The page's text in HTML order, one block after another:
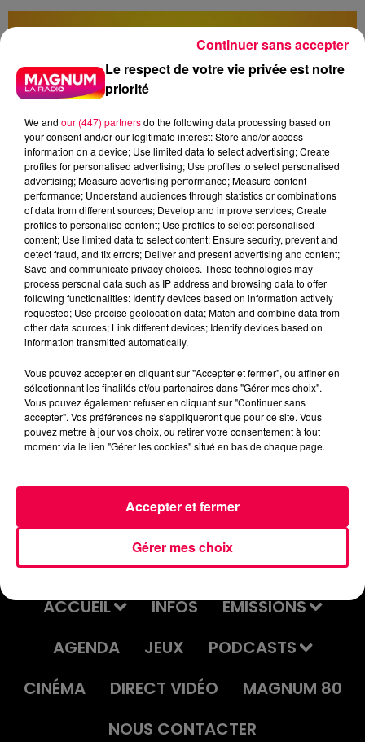
Flash infos
Crédit :Flash infos
podcasts/2023/03/IQSAR-du-mercredi-08-
mars.mp3
ACCUEIL INFOS
EMISSIONS
AGENDA
JEUX
PODCASTS
CINÉMA
DIRECT VIDÉO
MAGNUM 80
NOUS CONTACTER
Le respect de votre vie privée est notre
priorité
We and our (447) partnersdo the following data processing based on
your consent and/or our legitimate interest: Store and/or access
information on a device; Use limited data to select advertising; Create
profiles for personalised advertising; Use profiles to select personalised
advertising; Measure advertising performance; Measure content
performance; Understand audiences through statistics or combinations
of data from different sources; Develop and improve services; Create
profiles to personalise content; Use profiles to select personalised
content; Use limited data to select content; Ensure security, prevent and
detect fraud, and fix errors; Deliver and present advertising and content;
Save and communicate privacy choices. These technologies may
process personal data such as IP address and browsing data to offer
following functionalities: Identify devices based on information actively
requested; Use precise geolocation data; Match and combine data from
other data sources; Link different devices; Identify devices based on
information transmitted automatically.
Vous pouvez accepter en cliquant sur "Accepter et fermer", ou affiner en
sélectionnant les finalités et/ou partenaires dans "Gérer mes choix".
Vous pouvez également refuser en cliquant sur "Continuer sans
accepter". Vos préférences ne s'appliqueront que pour ce site. Vous
pouvez mettre à jour vos choix, ou retirer votre consentement à tout
moment via le lien "Gérer les cookies" situé en bas de chaque page.
Gérer mes choix
Accepter et fermer
Continuer sans accepter